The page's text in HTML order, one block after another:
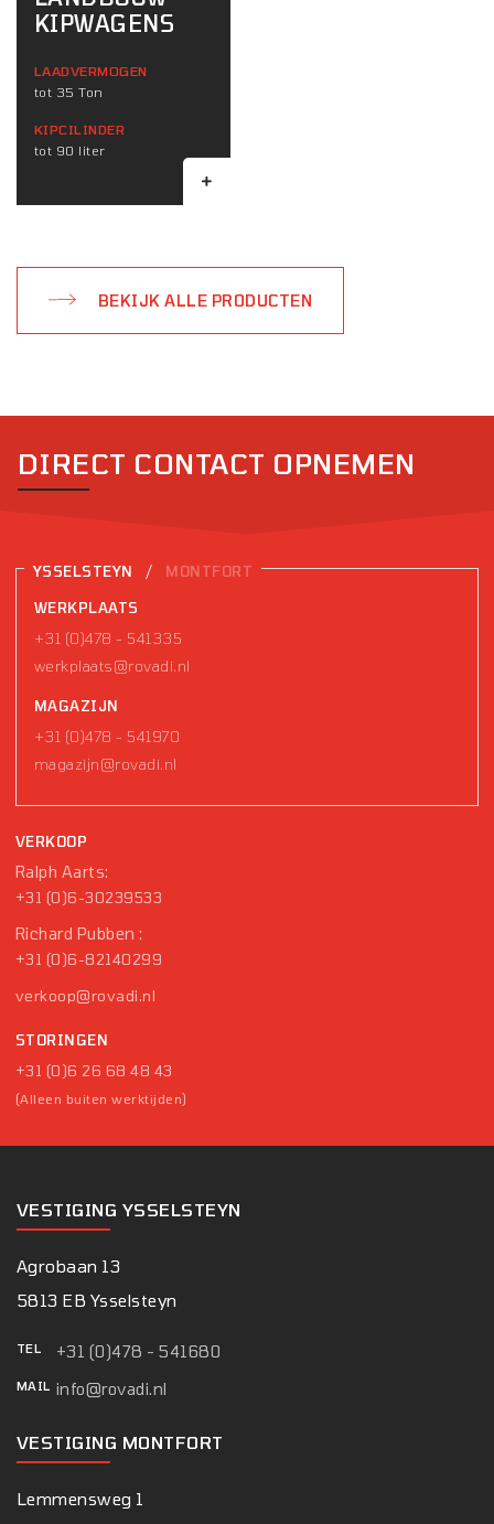
KIPWAGENS
LAADVERMOGEN
tot 35 Ton
KIPCILINDER
tot 90 liter
BEKIJK ALLE PRODUCTEN
DIRECT CONTACT OPNEMEN
YSSELSTEYN / MONTFORT
WERKPLAATS
+31 (0)478 - 541335
werkplaats@rovadi.nl
MAGAZIJN
+31 (0)478 - 541970
magazijn@rovadi.nl
VERKOOP
Ralph Aarts:
+31 (0)6-30239533
Richard Pubben :
+31 (0)6-82140299
verkoop@rovadi.nl
STORINGEN
+31 (0)6 26 68 48 43
(Alleen buiten werktijden)
VESTIGING YSSELSTEYN
Agrobaan 13
5813 EB Ysselsteyn
TEL +31 (0)478 - 541680
MAIL info@rovadi.nl
VESTIGING MONTFORT
Lemmensweg 1